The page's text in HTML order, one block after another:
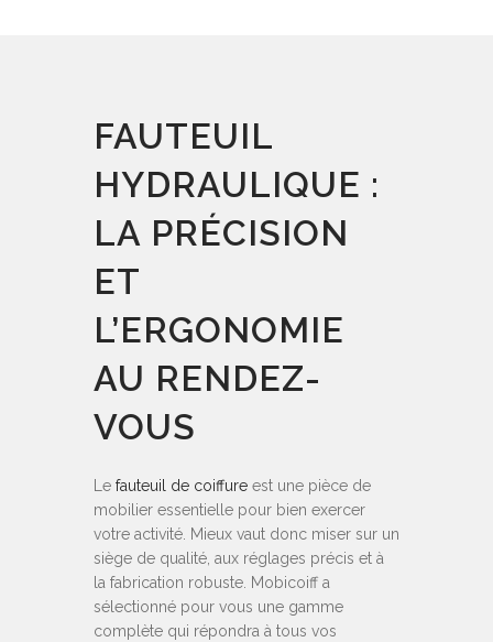
FAUTEUIL
HYDRAULIQUE :
LA PRÉCISION
ET
L’ERGONOMIE
AU RENDEZ-
VOUS
Le fauteuil de coiffure est une pièce de
mobilier essentielle pour bien exercer
votre activité. Mieux vaut donc miser sur un
siège de qualité, aux réglages précis et à
la fabrication robuste. Mobicoiff a
sélectionné pour vous une gamme
complète qui répondra à tous vos